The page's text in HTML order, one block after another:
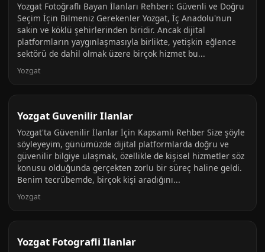
Yozgat Fotoğraflı Bayan İlanları Rehberi: Güvenli ve Doğru
Seçim İçin Bilmeniz Gerekenler Yozgat, İç Anadolu'nun
sakin ve köklü şehirlerinden biridir. Ancak dijital
platformların yaygınlaşmasıyla birlikte, yetişkin eğlence
sektörü de dahil olmak üzere birçok hizmet bu...
Yozgat
Yozgat Guvenilir Ilanlar
Yozgat'ta Güvenilir İlanlar İçin Kapsamlı Rehber Size şöyle
söyleyeyim, günümüzde dijital platformlarda doğru ve
güvenilir bilgiye ulaşmak, özellikle de kişisel hizmetler söz
konusu olduğunda gerçekten zorlu bir süreç haline geldi.
Benim tecrübemde, birçok kişi aradığını...
Yozgat
Yozgat Fotografli Ilanlar